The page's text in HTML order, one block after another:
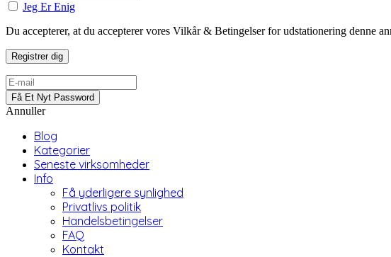
Jeg Er Enig
Du accepterer, at du accepterer vores Vilkår & Betingelser for udstationering denne
Annuller
Blog
Kategorier
Seneste virksomheder
Info
Få yderligere synlighed
Privatlivs politik
Handelsbetingelser
FAQ
Kontakt